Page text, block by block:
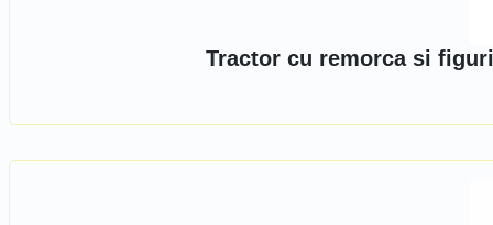
Tractor cu remorca si